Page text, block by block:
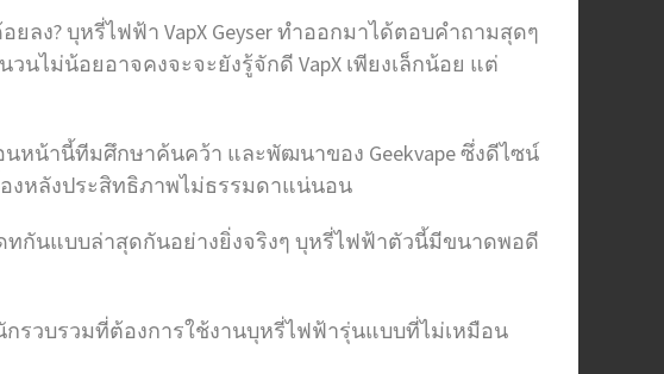
ง? บุหรี่ไฟฟ้า VapX Geyser ทำออกมาได้ตอบคำถามสุดๆ
ไม่น้อยอาจคงจะจะยังรู้จักดี VapX เพียงเล็กน้อย แต่
หน้านี้ทีมศึกษาค้นคว้า และพัฒนาของ Geekvape ซึ่งดีไซน์
องหลังประสิทธิภาพไม่ธรรมดาแน่นอน
ทกันแบบล่าสุดกันอย่างยิ่งจริงๆ บุหรี่ไฟฟ้าตัวนี้มีขนาดพอดี
กรวบรวมที่ต้องการใช้งานบุหรี่ไฟฟ้ารุ่นแบบที่ไม่เหมือน